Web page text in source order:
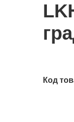
Код